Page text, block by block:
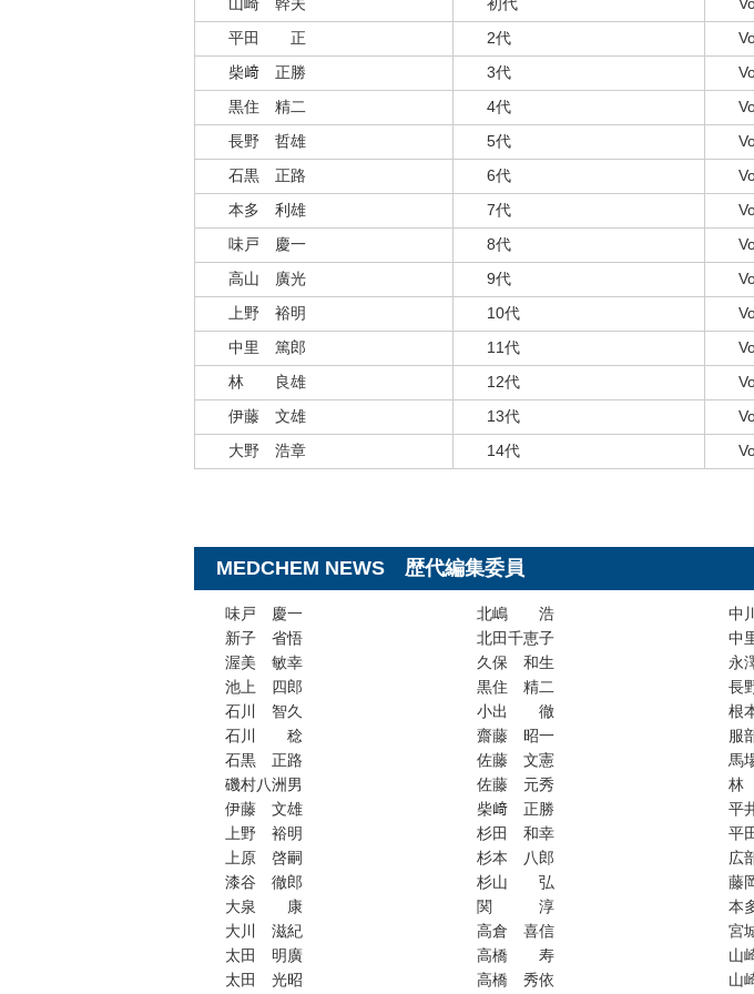
平田 正
2代
柴﨑 正勝
3代
黒住 精二
4代
長野 哲雄
5代
石黒 正路
6代
本多 利雄
7代
味戸 慶一
8代
高山 廣光
9代
上野 裕明
10代
中里 篤郎
11代
林 良雄
12代
伊藤 文雄
13代
大野 浩章
14代
MEDCHEM NEWS 歴代編集委員
味戸 慶一
新子 省悟
渥美 敏幸
池上 四郎
石川 智久
石川 稔
石黒 正路
磯村八洲男
伊藤 文雄
上野 裕明
上原 啓嗣
漆谷 徹郎
大泉 康
大川 滋紀
太田 明廣
太田 光昭
北嶋 浩
北田千恵子
久保 和生
黒住 精二
小出 徹
齋藤 昭一
佐藤 文憲
佐藤 元秀
柴﨑 正勝
杉田 和幸
杉本 八郎
杉山 弘
関 淳
高倉 喜信
高橋 寿
高橋 秀依
中
中
永
長
根
服
馬
平
広
藤
本
宮
山
山